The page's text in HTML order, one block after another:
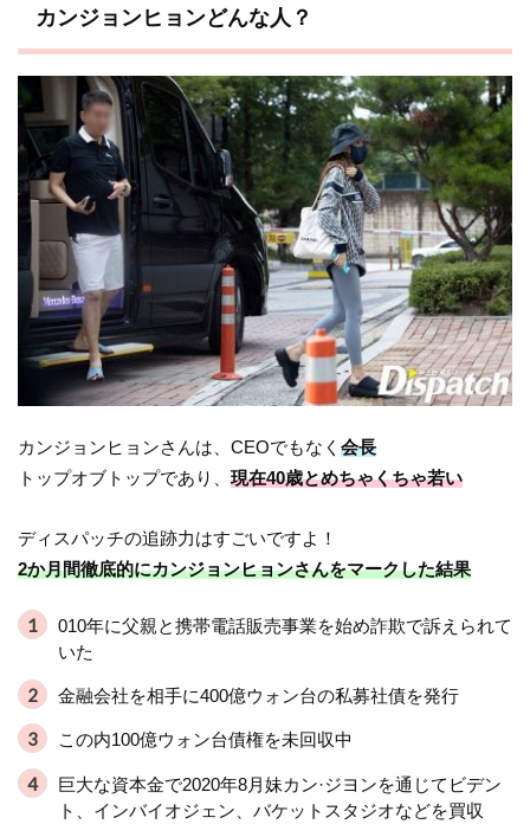
カンジョンヒョンどんな人？
カンジョンヒョンさんは、CEOでもなく会長
トップオブトップであり、現在40歳とめちゃくちゃ若い
ディスパッチの追跡力はすごいですよ！
2か月間徹底的にカンジョンヒョンさんをマークした結果
010年に父親と携帯電話販売事業を始め詐欺で訴えられて
いた
金融会社を相手に400億ウォン台の私募社債を発行
この内100億ウォン台債権を未回収中
巨大な資本金で2020年8月妹カン·ジヨンを通じてビデン
ト、インバイオジェン、バケットスタジオなどを買収